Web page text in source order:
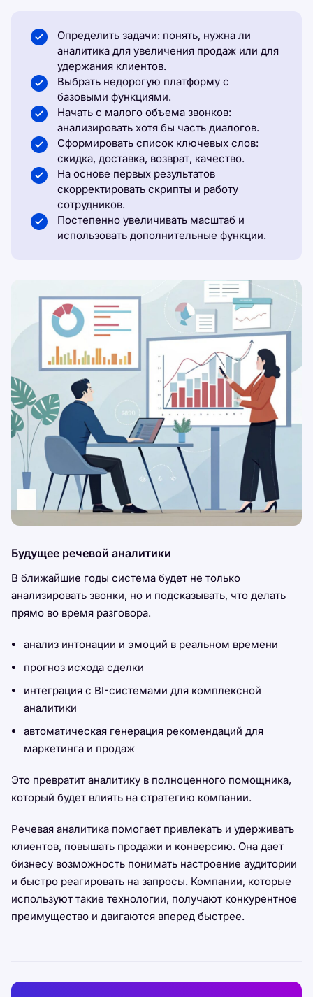
Определить задачи: понять, нужна ли
аналитика для увеличения продаж или для
удержания клиентов.
Выбрать недорогую платформу с
базовыми функциями.
Начать с малого объема звонков:
анализировать хотя бы часть диалогов.
Сформировать список ключевых слов:
скидка, доставка, возврат, качество.
На основе первых результатов
скорректировать скрипты и работу
сотрудников.
Постепенно увеличивать масштаб и
использовать дополнительные функции.
Будущее речевой аналитики
В ближайшие годы система будет не только
анализировать звонки, но и подсказывать, что делать
прямо во время разговора.
анализ интонации и эмоций в реальном времени
прогноз исхода сделки
интеграция с BI-системами для комплексной
аналитики
автоматическая генерация рекомендаций для
маркетинга и продаж
Это превратит аналитику в полноценного помощника,
который будет влиять на стратегию компании.
Речевая аналитика помогает привлекать и удерживать
клиентов, повышать продажи и конверсию. Она дает
бизнесу возможность понимать настроение аудитории
и быстро реагировать на запросы. Компании, которые
используют такие технологии, получают конкурентное
преимущество и двигаются вперед быстрее.